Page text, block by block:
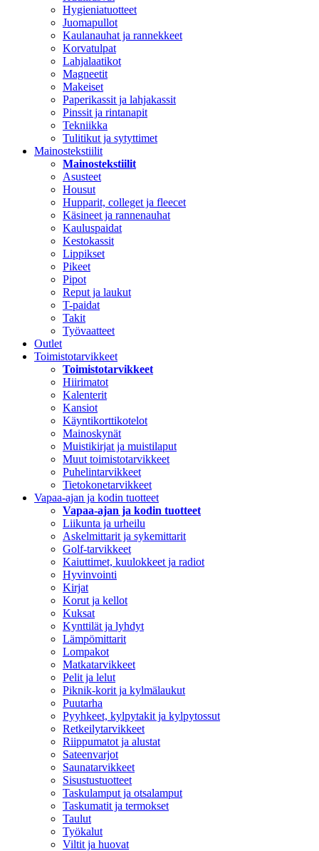
Hygieniatuotteet
Juomapullot
Kaulanauhat ja rannekkeet
Korvatulpat
Lahjalaatikot
Magneetit
Makeiset
Paperikassit ja lahjakassit
Pinssit ja rintanapit
Tekniikka
Tulitikut ja sytyttimet
Mainostekstiilit
Mainostekstiilit
Asusteet
Housut
Hupparit, colleget ja fleecet
Käsineet ja rannenauhat
Kauluspaidat
Kestokassit
Lippikset
Pikeet
Pipot
Reput ja laukut
T-paidat
Takit
Työvaatteet
Outlet
Toimistotarvikkeet
Toimistotarvikkeet
Hiirimatot
Kalenterit
Kansiot
Käyntikorttikotelot
Mainoskynät
Muistikirjat ja muistilaput
Muut toimistotarvikkeet
Puhelintarvikkeet
Tietokonetarvikkeet
Vapaa-ajan ja kodin tuotteet
Vapaa-ajan ja kodin tuotteet
Liikunta ja urheilu
Askelmittarit ja sykemittarit
Golf-tarvikkeet
Kaiuttimet, kuulokkeet ja radiot
Hyvinvointi
Kirjat
Korut ja kellot
Kuksat
Kynttilät ja lyhdyt
Lämpömittarit
Lompakot
Matkatarvikkeet
Pelit ja lelut
Piknik-korit ja kylmälaukut
Puutarha
Pyyhkeet, kylpytakit ja kylpytossut
Retkeilytarvikkeet
Riippumatot ja alustat
Sateenvarjot
Saunatarvikkeet
Sisustustuotteet
Taskulamput ja otsalamput
Taskumatit ja termokset
Taulut
Työkalut
Viltit ja huovat